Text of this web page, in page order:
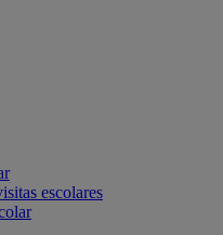
escolares